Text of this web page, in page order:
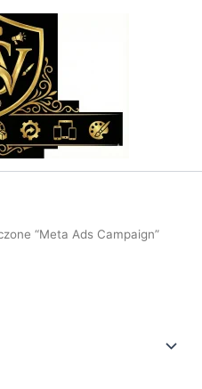
“Meta Ads Campaign”